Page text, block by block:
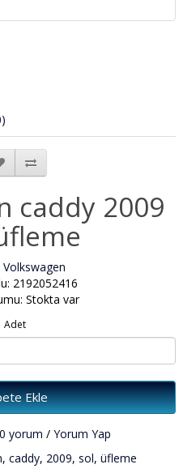
caddy 2009
Volkswagen
2192052416
Stokta var
Adet
Ekle
0 yorum / Yorum Yap
, caddy, 2009, sol, üfleme